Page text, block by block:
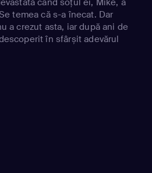
când soțul ei, Mike, a
temea că s-a înecat. Dar
a crezut asta, iar după ani de
în sfârșit adevărul